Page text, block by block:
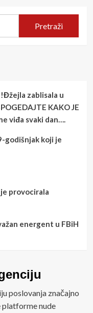
Pretraži
zablisala u
KAKO JE
viđa svaki dan….
godišnjak koji je
provocirala
energent u FBiH
poslovanja značajno
nude